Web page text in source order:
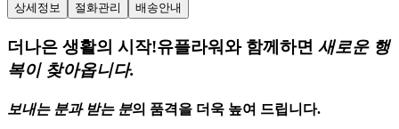
상세정보 절화관리 배송안내
더나은 생활의 시작!유플라워와 함께하면 새로운 행
복이 찾아옵니다.
보내는 분과 받는 분의 품격을 더욱 높여 드립니다.